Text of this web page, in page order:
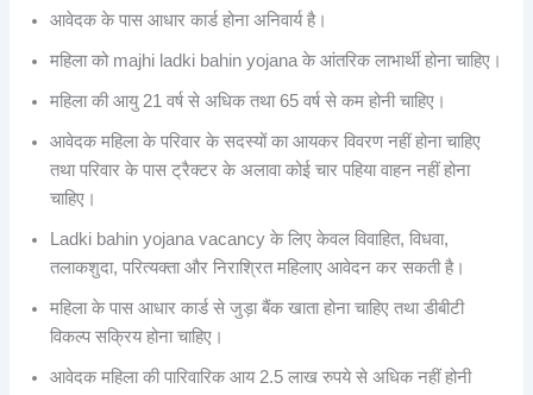
आवेदक के पास आधार कार्ड होना अनिवार्य है।
महिला को majhi ladki bahin yojana के आंतरिक लाभार्थी होना चाहिए।
महिला की आयु 21 वर्ष से अधिक तथा 65 वर्ष से कम होनी चाहिए।
आवेदक महिला के परिवार के सदस्यों का आयकर विवरण नहीं होना चाहिए
तथा परिवार के पास ट्रैक्टर के अलावा कोई चार पहिया वाहन नहीं होना
चाहिए।
Ladki bahin yojana vacancy के लिए केवल विवाहित, विधवा,
तलाकशुदा, परित्यक्ता और निराश्रित महिलाए आवेदन कर सकती है।
महिला के पास आधार कार्ड से जुड़ा बैंक खाता होना चाहिए तथा डीबीटी
विकल्प सक्रिय होना चाहिए।
आवेदक महिला की पारिवारिक आय 2.5 लाख रुपये से अधिक नहीं होनी